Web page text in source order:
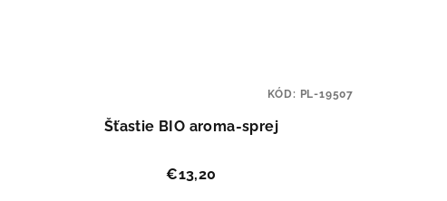
Šťastie BIO aroma-sprej
€13,20
KÓD: PL-19507